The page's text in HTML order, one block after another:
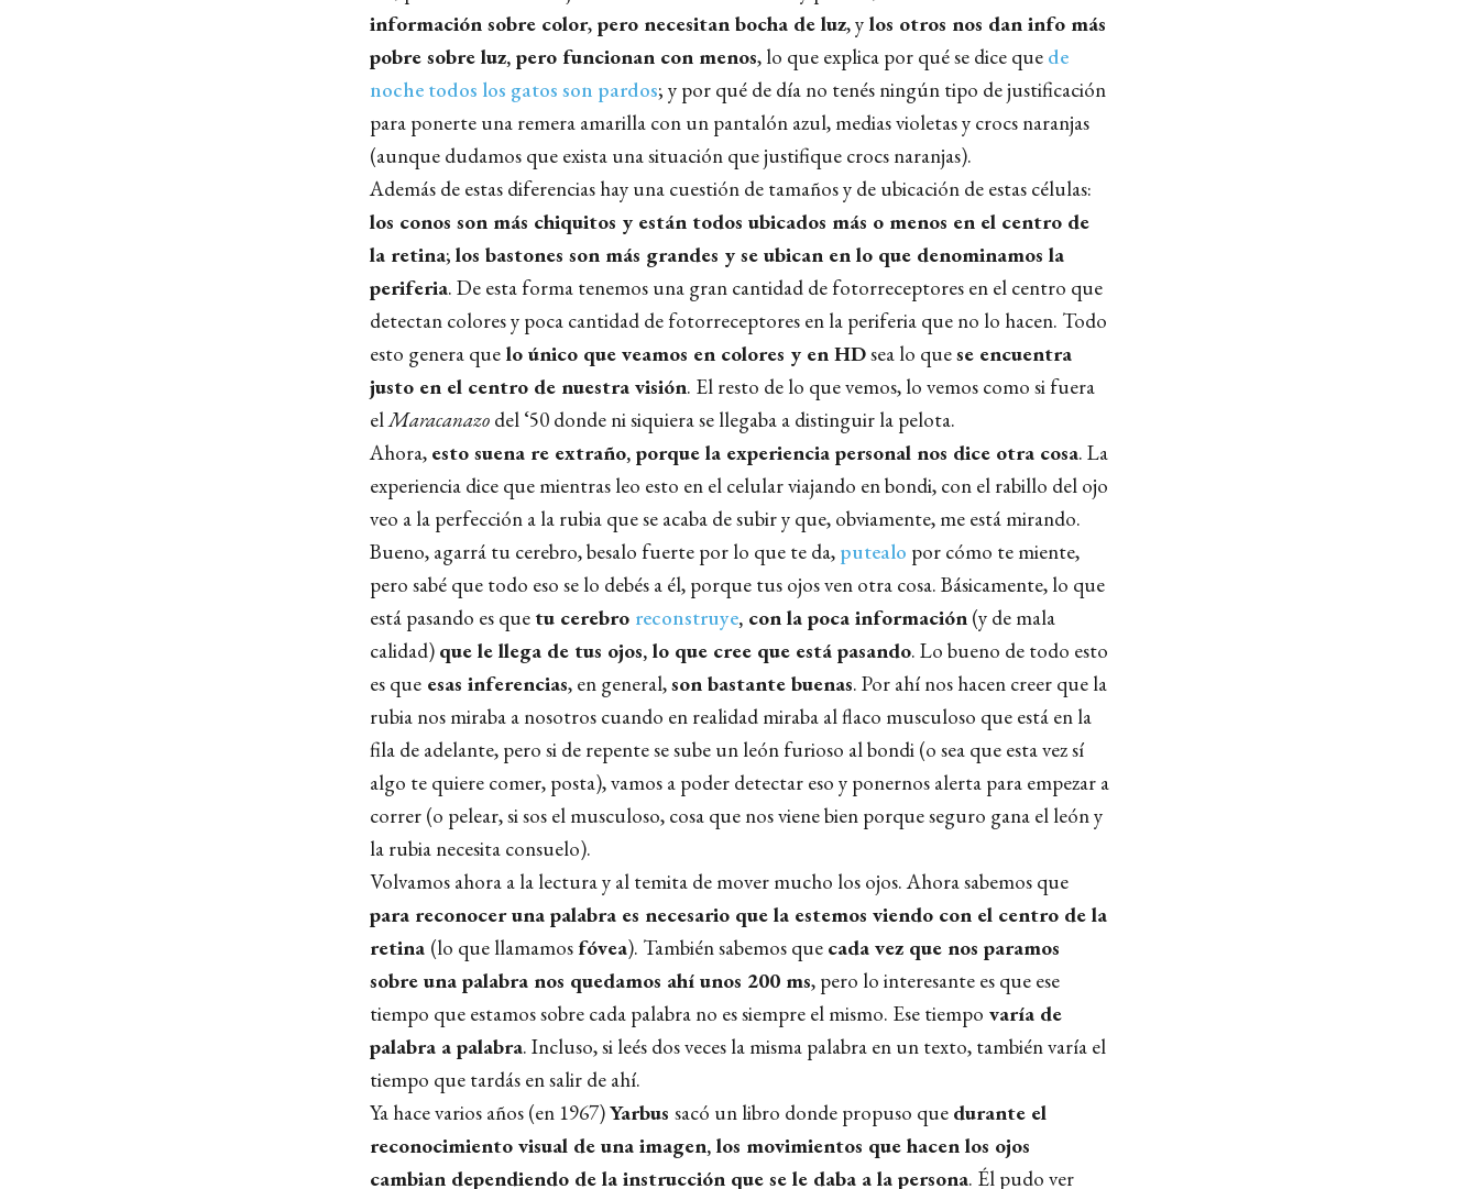
información sobre color,pero necesitan bocha de luz, ylos otros nos dan info más
pobre sobre luz, pero funcionan con menos, lo que explica por qué se dice que de
noche todos los gatos son pardos; y por qué de día no tenés ningún tipo de justificación
para ponerte una remera amarilla con un pantalón azul, medias violetas y crocs naranjas
(aunque dudamos que exista una situación que justifique crocs naranjas).
Además de estas diferencias hay una cuestión de tamaños y de ubicación de estas células:
los conos son más chiquitos y están todos ubicados más o menos en el centro de
la retina; los bastones son más grandes y se ubican en lo que denominamos la
periferia. De esta forma tenemos una gran cantidad de fotorreceptores en el centro que
detectan colores y poca cantidad de fotorreceptores en la periferia que no lo hacen. Todo
esto genera quelo único que veamos en colores y en HDsea lo quese encuentra
justo en el centro de nuestra visión. El resto de lo que vemos, lo vemos como si fuera
elMaracanazo del ‘50 donde ni siquiera se llegaba a distinguir la pelota.
Ahora, esto suena re extraño, porque la experiencia personal nos dice otra cosa. La
experiencia dice que mientras leo esto en el celular viajando en bondi, con el rabillo del ojo
veo a la perfección a la rubia que se acaba de subir y que, obviamente, me está mirando.
Bueno, agarrá tu cerebro, besalo fuerte por lo que te da, putealo por cómo te miente,
pero sabé que todo eso se lo debés a él, porque tus ojos ven otra cosa. Básicamente, lo que
está pasando es que tu cerebro reconstruye, con la poca información(y de mala
calidad) que le llega de tus ojos, lo que cree que está pasando. Lo bueno de todo esto
es queesas inferencias, en general,son bastante buenas. Por ahí nos hacen creer que la
rubia nos miraba a nosotros cuando en realidad miraba al flaco musculoso que está en la
fila de adelante, pero si de repente se sube un león furioso al bondi (o sea que esta vez sí
algo te quiere comer, posta), vamos a poder detectar eso y ponernos alerta para empezar a
correr (o pelear, si sos el musculoso, cosa que nos viene bien porque seguro gana el león y
la rubia necesita consuelo).
Volvamos ahora a la lectura y al temita de mover mucho los ojos. Ahora sabemos que
para reconocer una palabra es necesario que la estemos viendo con el centro de la
retina (lo que llamamos fóvea). También sabemos que cada vez que nos paramos
sobre una palabra nos quedamos ahí unos 200 ms, pero lo interesante es que ese
tiempo que estamos sobre cada palabra no es siempre el mismo. Ese tiempo varía de
palabra a palabra. Incluso, si leés dos veces la misma palabra en un texto, también varía el
tiempo que tardás en salir de ahí.
Ya hace varios años (en 1967)Yarbus sacó un libro donde propuso que durante el
reconocimiento visual de una imagen, los movimientos que hacen los ojos
cambian dependiendo de la instrucción que se le daba a la persona. Él pudo ver